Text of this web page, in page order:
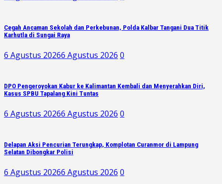
Cegah Ancaman Sekolah dan Perkebunan, Polda Kalbar Tangani Dua Titik
Karhutla di Sungai Raya
6 Agustus 20266 Agustus 2026 0
DPO Pengeroyokan Kabur ke Kalimantan Kembali dan Menyerahkan Diri,
Kasus SPBU Tapalang Kini Tuntas
6 Agustus 20266 Agustus 2026 0
Delapan Aksi Pencurian Terungkap, Komplotan Curanmor di Lampung
Selatan Dibongkar Polisi
6 Agustus 20266 Agustus 2026 0